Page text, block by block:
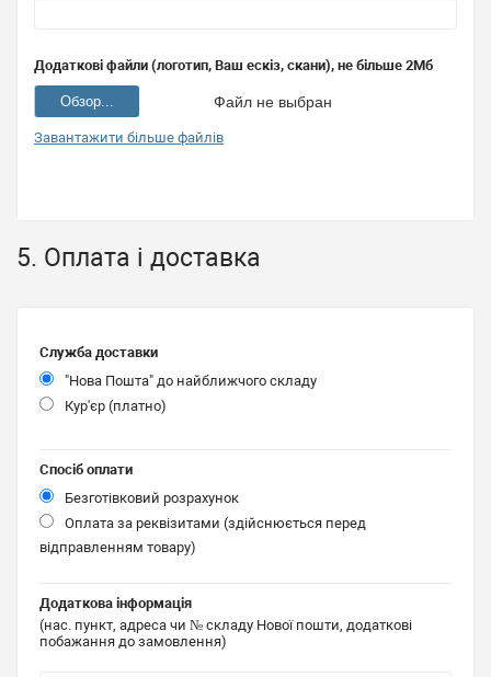
Додаткові файли (логотип, Ваш ескіз, скани), не більше 2Мб
Файл не выбран
Обзор...
Завантажити більше файлів
5. Оплата і доставка
Служба доставки
"Нова Пошта" до найближчого складу
Кур'єр (платно)
Спосіб оплати
Безготівковий розрахунок
Оплата за реквізитами (здійснюється перед
відправленням товару)
Додаткова інформація
(нас. пункт, адреса чи № складу Нової пошти, додаткові
побажання до замовлення)